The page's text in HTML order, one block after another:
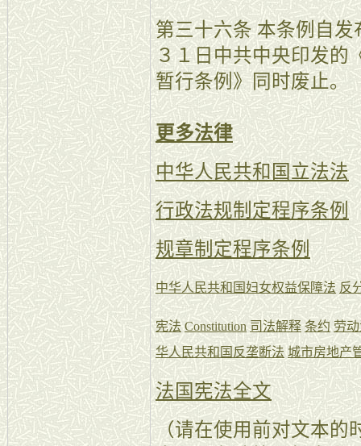
第三十六条 本条例自
３１日中共中央印发的
暂行条例》同时废止。
更多法律
中华人民共和国立法法
行政法规制定程序条例
规章制定程序条例
中华人民共和国妇女权益保障法 反
宪法 Constitution 司法解释 条约 劳
华人民共和国反垄断法 城市房地产
法国宪法全文
（请在使用前对文本的